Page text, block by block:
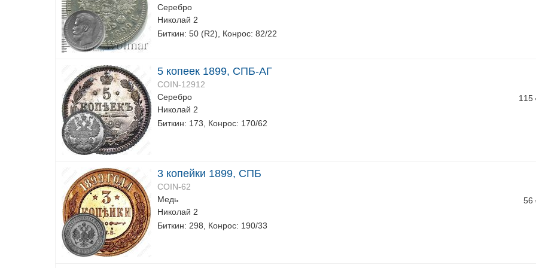
Серебро
Николай 2
Биткин: 50 (R2), Конрос: 82/22
5 копеек 1899, СПБ-АГ
COIN-12912
Серебро
Николай 2
Биткин: 173, Конрос: 170/62
115
3 копейки 1899, СПБ
COIN-62
Медь
Николай 2
Биткин: 298, Конрос: 190/33
56